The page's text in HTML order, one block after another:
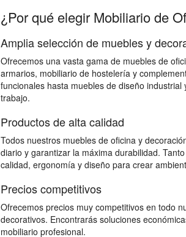
¿Por qué elegir Mobiliario de
Amplia selección de muebles y
Ofrecemos una vasta gama de muebles de
armarios, mobiliario de hostelería y
funcionales hasta muebles de diseño
trabajo.
Productos de alta calidad
Todos nuestros muebles de oficina y
diario y garantizar la máxima durabilidad.
calidad, ergonomía y diseño para crear
Precios competitivos
Ofrecemos precios muy competitivos en todo
decorativos. Encontrarás soluciones
mobiliario profesional.